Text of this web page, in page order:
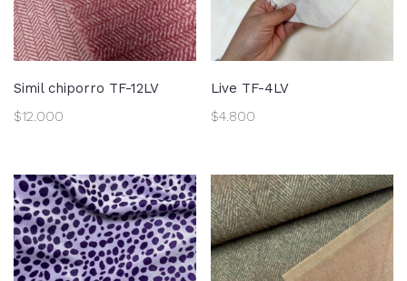
Simil chiporro TF-12LV
$12.000
Live TF-4LV
$4.800